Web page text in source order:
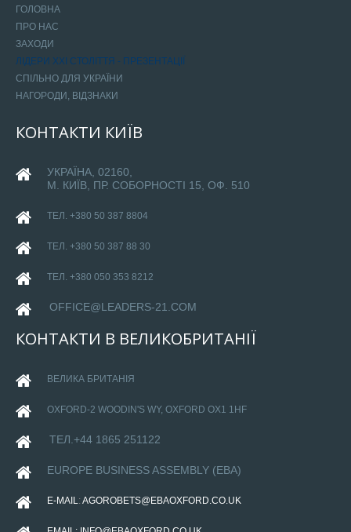
ГОЛОВНА
ПРО НАС
ЗАХОДИ
ЛІДЕРИ ХХІ СТОЛІТТЯ - ПРЕЗЕНТАЦІЇ
СПІЛЬНО ДЛЯ УКРАЇНИ
НАГОРОДИ, ВІДЗНАКИ
КОНТАКТИ КИЇВ
УКРАЇНА, 02160,
М. КИЇВ, ПР. СОБОРНОСТІ 15, ОФ. 510
ТЕЛ. +380 50 387 8804
ТЕЛ. +380 50 387 88 30
ТЕЛ. +380 050 353 8212
OFFICE@LEADERS-21.COM
КОНТАКТИ В ВЕЛИКОБРИТАНІЇ
ВЕЛИКА БРИТАНІЯ
OXFORD-2 WOODIN'S WY, OXFORD OX1 1HF
ТЕЛ.+44 1865 251122
EUROPE BUSINESS ASSEMBLY (EBA)
E-MAIL: AGOROBETS@EBAOXFORD.CO.UK